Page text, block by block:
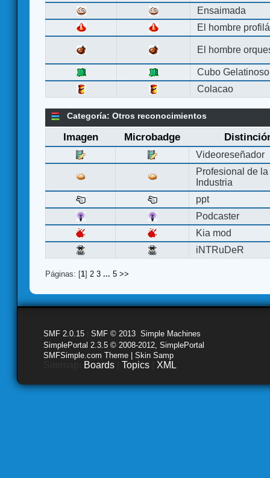
Ensaimada
El hombre
El hombre
Cubo Gelatinoso
Colacao
Categoría: Otros reconocimientos
Imagen Microbadge
Videoreseñador
Profesional de la
Industria
ppt
Podcaster
Kia mod
iNTRuDeR
Páginas: [1] 2 3 ... 5 >>
SMF 2.0.15 SMF © 2013 Simple Machines
SimplePortal 2.3.5 © 2008-2012, SimplePortal
SMFSimple.com Theme | Skin Samp
Boards Topics XML